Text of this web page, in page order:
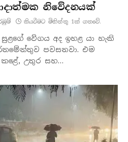
නිවේදනයක්
කියවීමට මිනිත්තු 1ක් ගතවේ.
වේගය අද ඉහළ යා හැකි
පවසනවා. එම
උතුර සහ…